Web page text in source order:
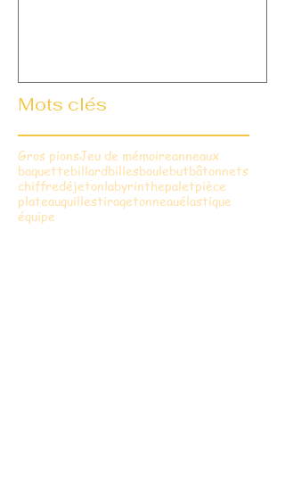
Mots clés
Gros pionsJeu de mémoireanneaux
baguettebillardbillesboulebutbâtonnets
chiffredéjetonlabyrinthepaletpièce
plateauquillestiragetonneauélastique
équipe